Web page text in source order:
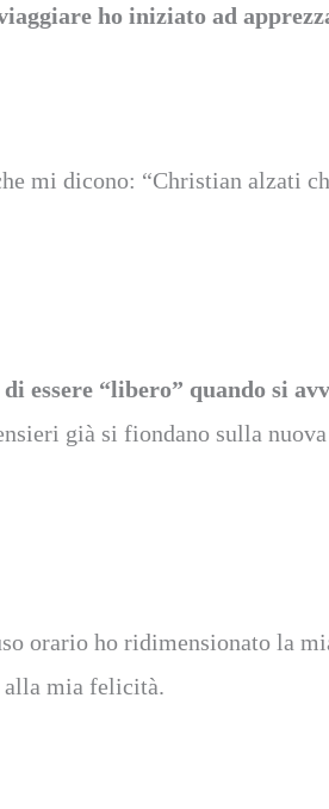
ho iniziato ad
mi dicono: “Christian alzati
essere “libero” quando si
già si fiondano sulla
orario ho ridimensionato la
alla mia felicità.